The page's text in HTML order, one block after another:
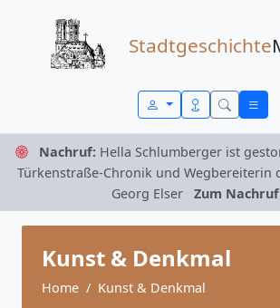
Stadtgeschichte
Nachruf: Hella Schlumberger ist
Türkenstraße-Chronik und Wegbereiterin
Georg Elser
Zum
Kunst & Denkmal
Home Kunst & Denkmal